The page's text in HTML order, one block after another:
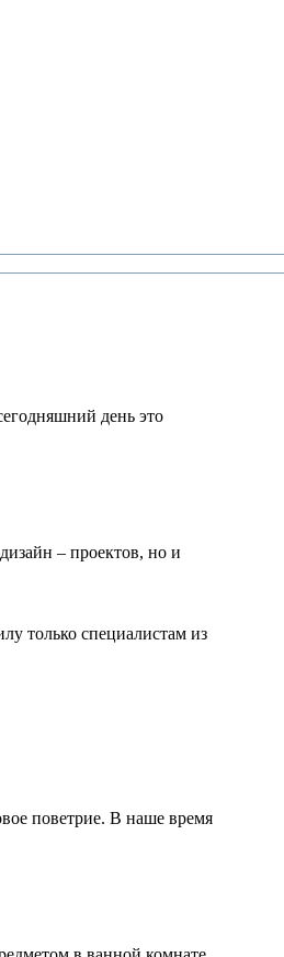
день это
– проектов, но и
только специалистам из
поветрие. В наше время